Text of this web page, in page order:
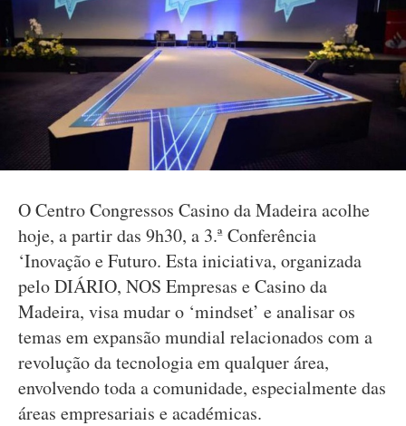
O Centro Congressos Casino da Madeira acolhe
hoje, a partir das 9h30, a 3.ª Conferência
‘Inovação e Futuro. Esta iniciativa, organizada
pelo DIÁRIO, NOS Empresas e Casino da
Madeira, visa mudar o ‘mindset’ e analisar os
temas em expansão mundial relacionados com a
revolução da tecnologia em qualquer área,
envolvendo toda a comunidade, especialmente das
áreas empresariais e académicas.